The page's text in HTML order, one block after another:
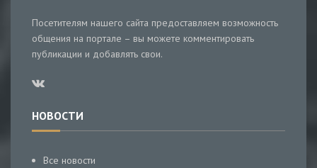
Посетителям нашего сайта предоставляем возможность
общения на портале – вы можете комментировать
публикации и добавлять свои.
НОВОСТИ
Все новости